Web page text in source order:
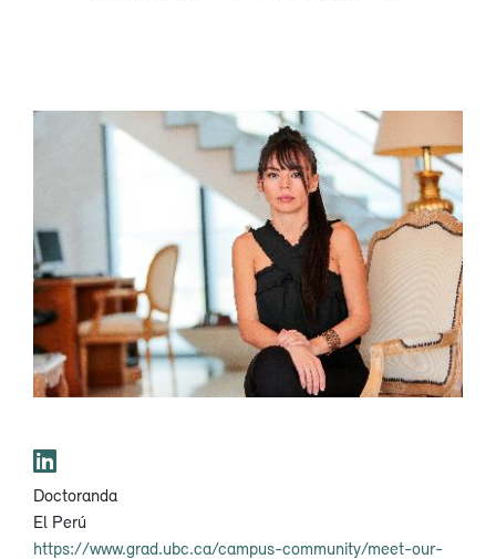
Doctoranda
El Perú
https://www.grad.ubc.ca/campus-community/meet-our-